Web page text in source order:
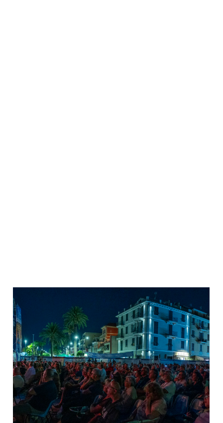
Informativa sulla raccolta